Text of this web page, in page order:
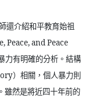
還介紹和平教育始祖
Peace, and Peace
力有明確的分析。結構
）相關，個人暴力則
雖然是將近四十年前的